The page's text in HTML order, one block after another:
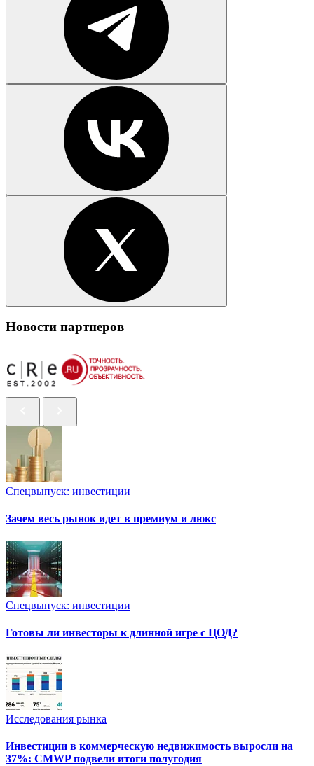
Новости партнеров
Спецвыпуск: инвестиции
Зачем весь рынок идет в премиум и люкс
Спецвыпуск: инвестиции
Готовы ли инвесторы к длинной игре с ЦОД?
Исследования рынка
Инвестиции в коммерческую недвижимость выросли на
37%: CMWP подвели итоги полугодия